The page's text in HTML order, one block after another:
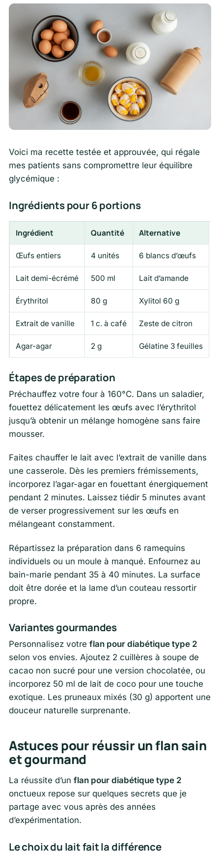
Voici ma recette testée et approuvée, qui régale
mes patients sans compromettre leur équilibre
glycémique :
Ingrédients pour 6 portions
Ingrédient Quantité Alternative
Œufs entiers 4 unités 6 blancs d’œufs
Lait demi-écrémé 500 ml Lait d’amande
Érythritol 80 g Xylitol 60 g
Extrait de vanille 1 c. à café Zeste de citron
Agar-agar 2 g Gélatine 3 feuilles
Étapes de préparation
Préchauffez votre four à 160°C. Dans un saladier,
fouettez délicatement les œufs avec l’érythritol
jusqu’à obtenir un mélange homogène sans faire
mousser.
Faites chauffer le lait avec l’extrait de vanille dans
une casserole. Dès les premiers frémissements,
incorporez l’agar-agar en fouettant énergiquement
pendant 2 minutes. Laissez tiédir 5 minutes avant
de verser progressivement sur les œufs en
mélangeant constamment.
Répartissez la préparation dans 6 ramequins
individuels ou un moule à manqué. Enfournez au
bain-marie pendant 35 à 40 minutes. La surface
doit être dorée et la lame d’un couteau ressortir
propre.
Variantes gourmandes
Personnalisez votre flan pour diabétique type 2
selon vos envies. Ajoutez 2 cuillères à soupe de
cacao non sucré pour une version chocolatée, ou
incorporez 50 ml de lait de coco pour une touche
exotique. Les pruneaux mixés (30 g) apportent une
douceur naturelle surprenante.
Astuces pour réussir un flan sain
et gourmand
La réussite d’un flan pour diabétique type 2
onctueux repose sur quelques secrets que je
partage avec vous après des années
d’expérimentation.
Le choix du lait fait la différence